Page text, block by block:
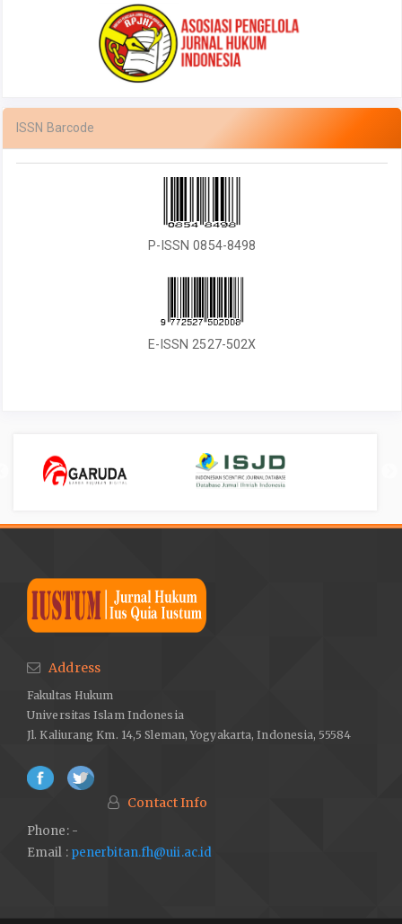
ISSN Barcode
P-ISSN 0854-8498
E-ISSN 2527-502X
Address
Fakultas Hukum
Universitas Islam Indonesia
Jl. Kaliurang Km. 14,5 Sleman, Yogyakarta, Indonesia, 55584
Contact Info
Phone: -
Email : penerbitan.fh@uii.ac.id